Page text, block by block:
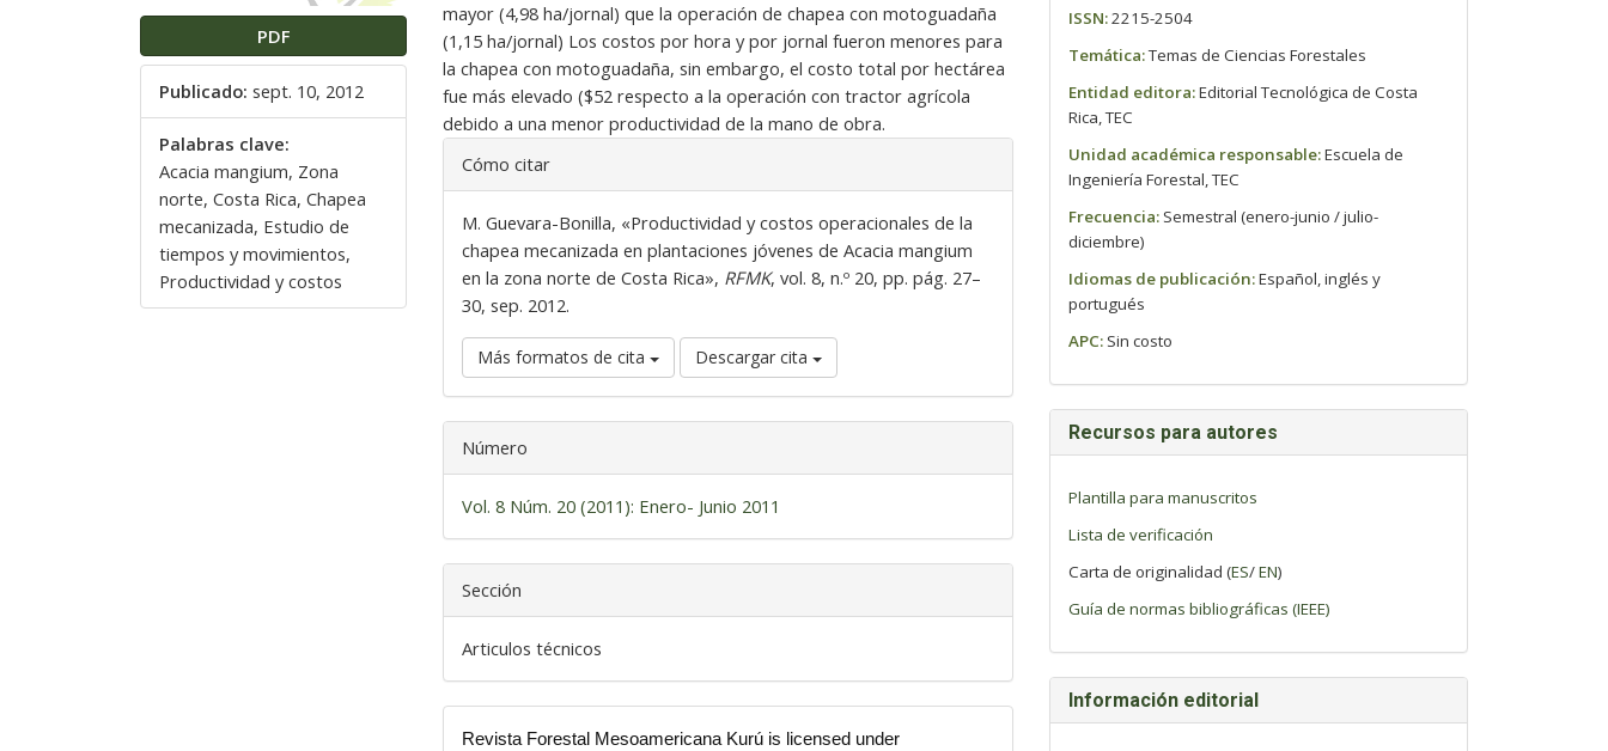
PDF
Publicado: sept. 10, 2012
Palabras clave:
Acacia mangium, Zona
norte, Costa Rica, Chapea
mecanizada, Estudio de
tiempos y movimientos,
Productividad y costos
mayor (4,98 ha/jornal) que la operación de chapea con motoguadaña
(1,15 ha/jornal) Los costos por hora y por jornal fueron menores para
la chapea con motoguadaña, sin embargo, el costo total por hectárea
fue más elevado ($52 respecto a la operación con tractor agrícola
debido a una menor productividad de la mano de obra.
Detalles
del
artículo
Cómo citar
M. Guevara-Bonilla, «Productividad y costos operacionales de la
chapea mecanizada en plantaciones jóvenes de Acacia mangium
en la zona norte de Costa Rica», RFMK, vol. 8, n.º 20, pp. pág. 27–
30, sep. 2012.
Más formatos de cita Descargar cita
Número
Vol. 8 Núm. 20 (2011): Enero- Junio 2011
Sección
Articulos técnicos
Revista Forestal Mesoamericana Kurú is licensed under
ISSN:2215-2504
Temática:Temas de Ciencias Forestales
Entidad editora:Editorial Tecnológica de Costa
Rica, TEC
Unidad académica responsable:Escuela de
Ingeniería Forestal, TEC
Frecuencia: Semestral (enero-junio / julio-
diciembre)
Idiomas de publicación:Español, inglés y
portugués
APC: Sin costo
Recursos para autores
Plantilla para manuscritos
Lista de verificación
Carta de originalidad (ES/EN)
Guía de normas bibliográficas (IEEE)
Información editorial